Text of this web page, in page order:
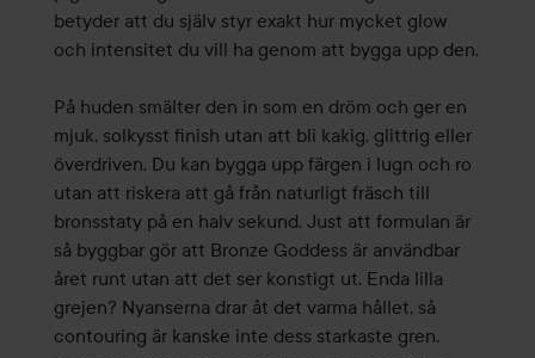
betyder att du själv styr exakt hur mycket glow
och intensitet du vill ha genom att bygga upp den.
På huden smälter den in som en dröm och ger en
mjuk, solkysst finish utan att bli kakig, glittrig eller
överdriven. Du kan bygga upp färgen i lugn och ro
utan att riskera att gå från naturligt fräsch till
bronsstaty på en halv sekund. Just att formulan är
så byggbar gör att Bronze Goddess är användbar
året runt utan att det ser konstigt ut. Enda lilla
grejen? Nyanserna drar åt det varma hållet, så
contouring är kanske inte dess starkaste gren.